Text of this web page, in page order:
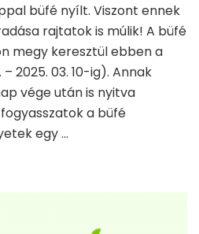
büfé nyílt. Viszont ennek
rajtatok is múlik! A büfé
megy keresztül ebben a
2025. 03. 10-ig). Annak
vége után is nyitva
a büfé
egy …